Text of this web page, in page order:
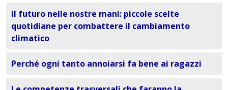
Il futuro nelle nostre mani: piccole scelte
quotidiane per combattere il cambiamento
climatico
Perché ogni tanto annoiarsi fa bene ai ragazzi